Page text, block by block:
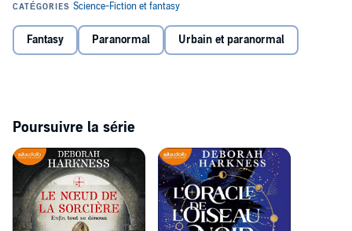
Fantasy
Paranormal Urbain et paranormal
Poursuivre la série